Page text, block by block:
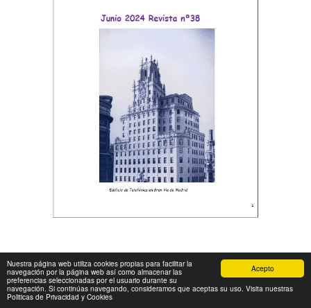
Acepto
Nuestra página web utiliza cookies propias para facilitar la
navegación por la página web así como almacenar las
preferencias seleccionadas por el usuario durante su
navegación. Si continúas navegando, consideramos que aceptas su uso. Visita nuestras
Politicas de Privacidad y Cookies